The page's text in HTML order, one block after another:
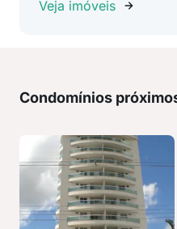
Veja imóveis
Condomínios